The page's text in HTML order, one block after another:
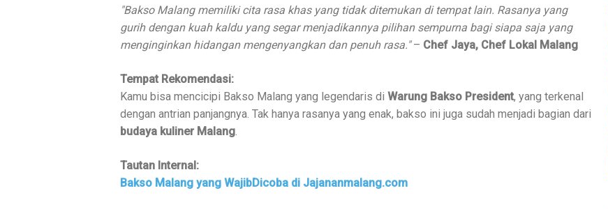
"Bakso Malang memiliki cita rasa khas yang tidak ditemukan di tempat lain. Rasanya yang
gurih dengan kuah kaldu yang segar menjadikannya pilihan sempurna bagi siapa saja yang
menginginkan hidangan mengenyangkan dan penuh rasa."– Chef Jaya, Chef Lokal Malang
Tempat Rekomendasi:
Kamu bisa mencicipi Bakso Malang yang legendaris di Warung Bakso President, yang terkenal
dengan antrian panjangnya. Tak hanya rasanya yang enak, bakso ini juga sudah menjadi bagian dari
budaya kuliner Malang
Tautan Internal:
Bakso Malang yang WajibDicoba di Jajananmalang.com